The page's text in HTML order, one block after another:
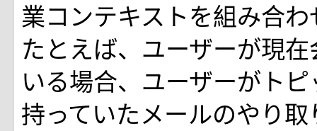
業コンテキストを組み合
たとえば、ユーザーが現
いる場合、ユーザーがト
持っていたメールのやり